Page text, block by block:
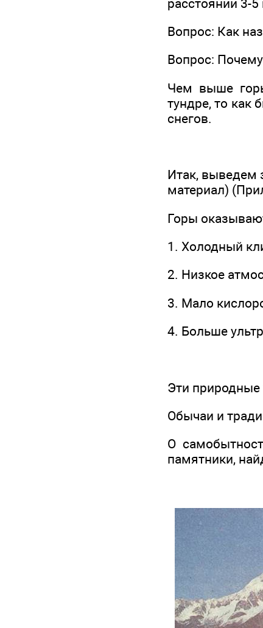
расстоянии 3-5
Вопрос: Как
Вопрос:
Чем выше
тундре, то как
снегов.
Итак, выведем
материал)
Горы
1. Холодный
2. Низкое
3. Мало
4. Больше
Эти природные
Обычаи и
О
памятники,